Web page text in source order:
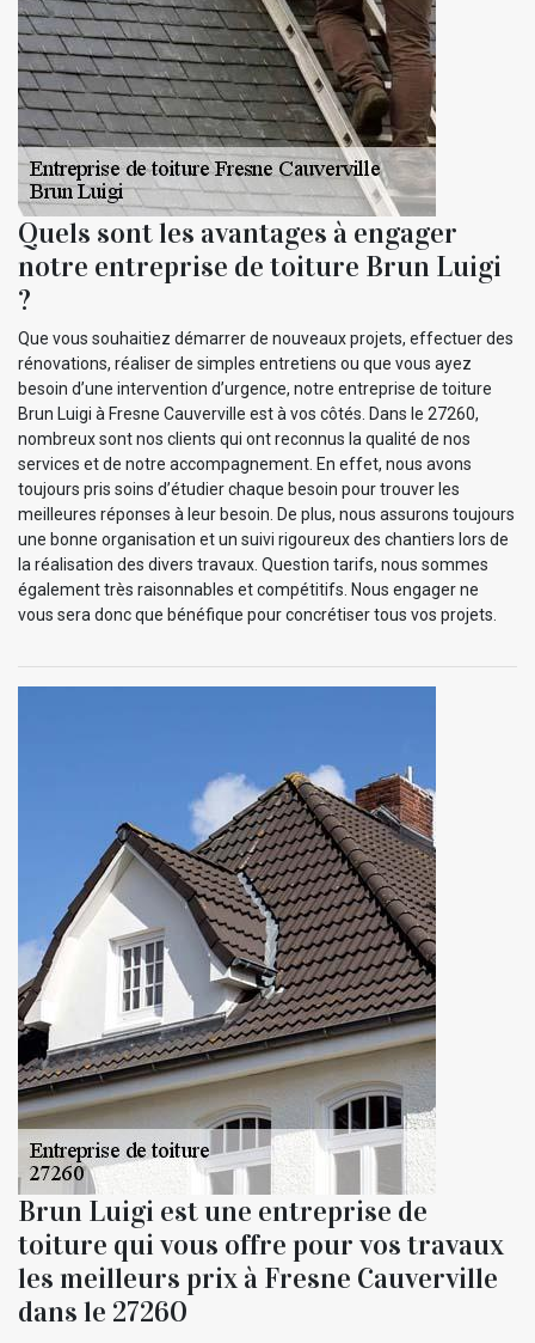
Quels sont les avantages à engager
notre entreprise de toiture Brun Luigi
?
Que vous souhaitiez démarrer de nouveaux projets, effectuer des
rénovations, réaliser de simples entretiens ou que vous ayez
besoin d’une intervention d’urgence, notre entreprise de toiture
Brun Luigi à Fresne Cauverville est à vos côtés. Dans le 27260,
nombreux sont nos clients qui ont reconnus la qualité de nos
services et de notre accompagnement. En effet, nous avons
toujours pris soins d’étudier chaque besoin pour trouver les
meilleures réponses à leur besoin. De plus, nous assurons toujours
une bonne organisation et un suivi rigoureux des chantiers lors de
la réalisation des divers travaux. Question tarifs, nous sommes
également très raisonnables et compétitifs. Nous engager ne
vous sera donc que bénéfique pour concrétiser tous vos projets.
Brun Luigi est une entreprise de
toiture qui vous offre pour vos travaux
les meilleurs prix à Fresne Cauverville
dans le 27260